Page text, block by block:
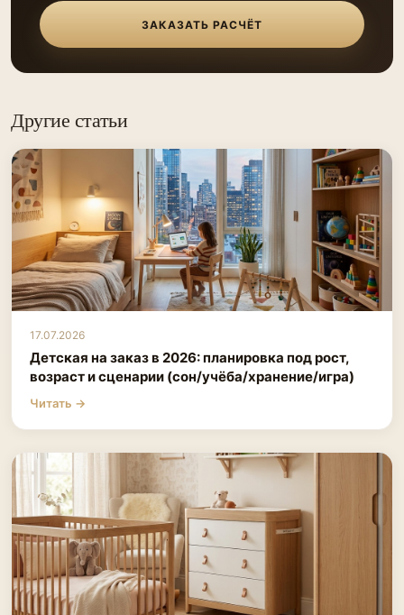
ЗАКАЗАТЬ РАСЧЁТ
Другие статьи
17.07.2026
Детская на заказ в 2026: планировка под рост,
возраст и сценарии (сон/учёба/хранение/игра)
Читать →